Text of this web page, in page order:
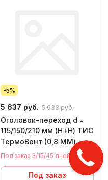
-5%
5 637 руб. 5 933 руб.
Оголовок-переход d =
115/150/210 мм (Н+Н) ТИС
ТермоВент (0,8 ММ)
(430 СТАНДАРТ)
Под заказ 3/15/45 дней
Под заказ